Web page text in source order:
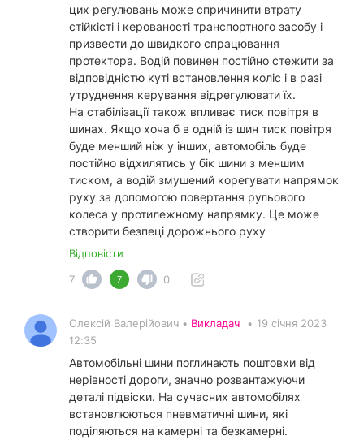
цих регулювань може спричинити втрату
стійкісті і керованості транспортного засобу і
призвести до швидкого спрацювання
протектора. Водій повинен постійно стежити за
відповідністю куті встановлення коліс і в разі
утруднення керування відрегулювати їх.
На стабілізації також впливає тиск повітря в
шинах. Якщо хоча б в одній із шин тиск повітря
буде менший ніж у інших, автомобіль буде
постійно відхилятись у бік шини з меншим
тиском, а водій змушений корегувати напрямок
руху за допомогою повертання рульового
колеса у протилежному напрямку. Це може
створити безпеці дорожнього руху
Відповісти
7
7 0
Олексій Валерійович • Викладач • 19 січня 2023
12:35
Автомобільні шини поглинають поштовхи від
нерівності дороги, значно розвантажуючи
деталі підвіски. На сучасних автомобілях
встановлюються пневматичні шини, які
поділяються на камерні та безкамерні.